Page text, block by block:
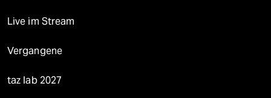
Live im Stream
Vergangene
taz lab 2027